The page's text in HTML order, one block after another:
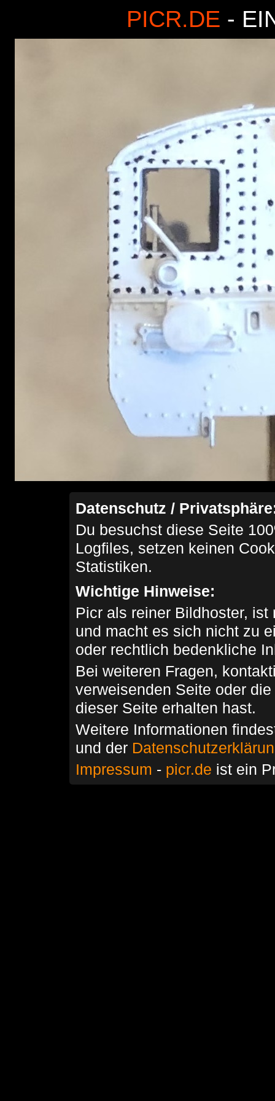
PICR.DE -
Datenschutz /
Du besuchst diese Seite
Logfiles, setzen keinen
Statistiken.
Wichtige Hinweise:
Picr als reiner Bildhoster,
und macht es sich nicht zu
oder rechtlich bedenkliche
Bei weiteren Fragen,
verweisenden Seite oder
dieser Seite erhalten hast.
Weitere Informationen
und der
Impressum - picr.de ist ein